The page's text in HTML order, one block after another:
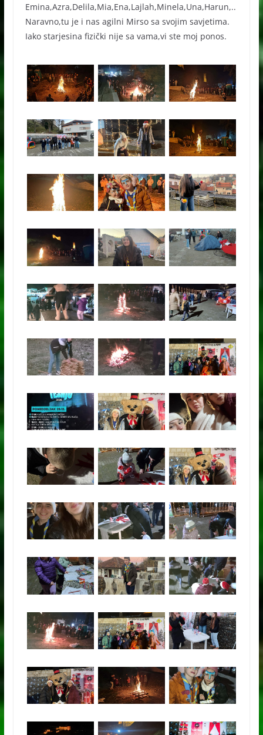
Emina,Azra,Delila,Mia,Ena,Lajlah,Minela,Una,Harun,..
Naravno,tu je i nas agilni Mirso sa svojim savjetima.
Iako starjesina fizički nije sa vama,vi ste moj ponos.